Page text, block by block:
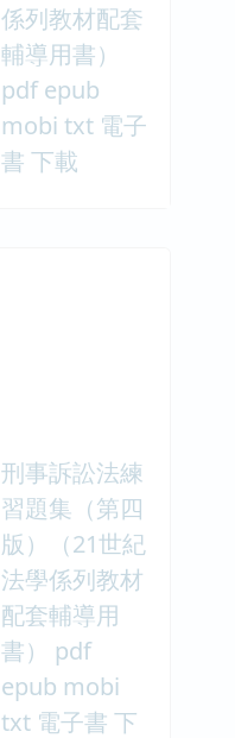
係列教材配套
輔導用書）
pdf epub
mobi txt 電子
書 下載
刑事訴訟法練
習題集（第四
版）（21世紀
法學係列教材
配套輔導用
書） pdf
epub mobi
txt 電子書 下